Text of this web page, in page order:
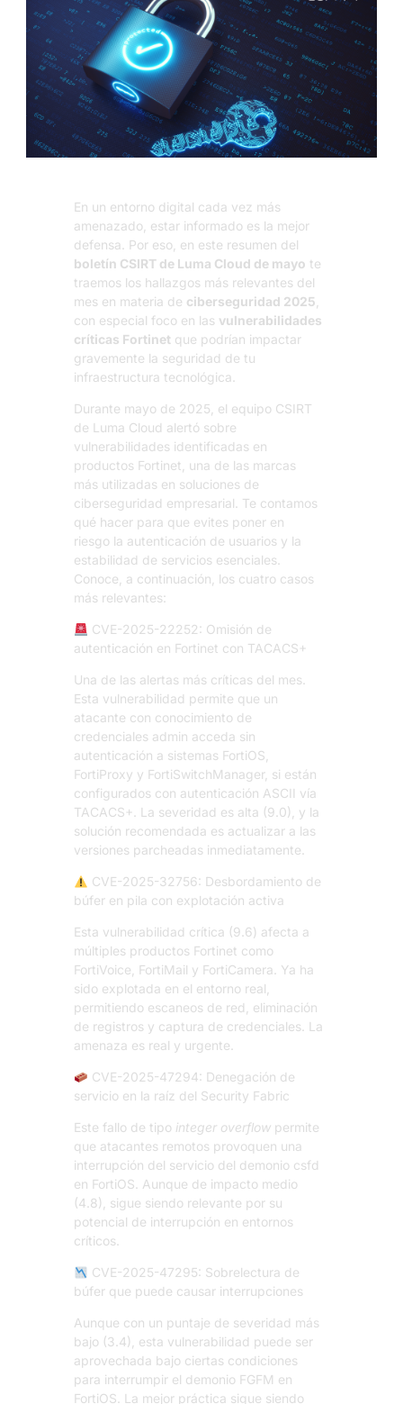
En un entorno digital cada vez más
amenazado, estar informado es la mejor
defensa. Por eso, en este resumen del
boletín CSIRT de Luma Cloud de mayo te
traemos los hallazgos más relevantes del
mes en materia de ciberseguridad 2025
con especial foco en las vulnerabilidades
críticas Fortinet que podrían impactar
gravemente la seguridad de tu
infraestructura tecnológica.
Durante mayo de 2025, el equipo CSIRT
de Luma Cloud alertó sobre
vulnerabilidades identificadas en
productos Fortinet, una de las marcas
más utilizadas en soluciones de
ciberseguridad empresarial. Te contamos
qué hacer para que evites poner en
riesgo la autenticación de usuarios y la
estabilidad de servicios esenciales.
Conoce, a continuación, los cuatro casos
más relevantes:
CVE-2025-22252: Omisión de
autenticación en Fortinet con TACACS+
Una de las alertas más críticas del mes.
Esta vulnerabilidad permite que un
atacante con conocimiento de
credenciales admin acceda sin
autenticación a sistemas FortiOS,
FortiProxy y FortiSwitchManager, si están
configurados con autenticación ASCII vía
TACACS+. La severidad es alta (9.0), y la
solución recomendada es actualizar a las
versiones parcheadas inmediatamente.
CVE-2025-32756: Desbordamiento de
búfer en pila con explotación activa
Esta vulnerabilidad crítica (9.6) afecta a
múltiples productos Fortinet como
FortiVoice, FortiMail y FortiCamera. Ya ha
sido explotada en el entorno real,
permitiendo escaneos de red, eliminación
de registros y captura de credenciales. La
amenaza es real y urgente.
CVE-2025-47294: Denegación de
servicio en la raíz del Security Fabric
Este fallo de tipo integer overflow permite
que atacantes remotos provoquen una
interrupción del servicio del demonio csfd
en FortiOS. Aunque de impacto medio
(4.8), sigue siendo relevante por su
potencial de interrupción en entornos
críticos.
CVE-2025-47295: Sobrelectura de
búfer que puede causar interrupciones
Aunque con un puntaje de severidad más
bajo (3.4), esta vulnerabilidad puede ser
aprovechada bajo ciertas condiciones
para interrumpir el demonio FGFM en
FortiOS. La mejor práctica sigue siendo